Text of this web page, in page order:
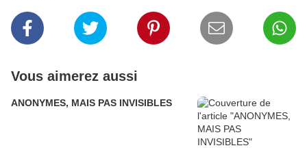
Vous aimerez aussi
ANONYMES, MAIS PAS INVISIBLES